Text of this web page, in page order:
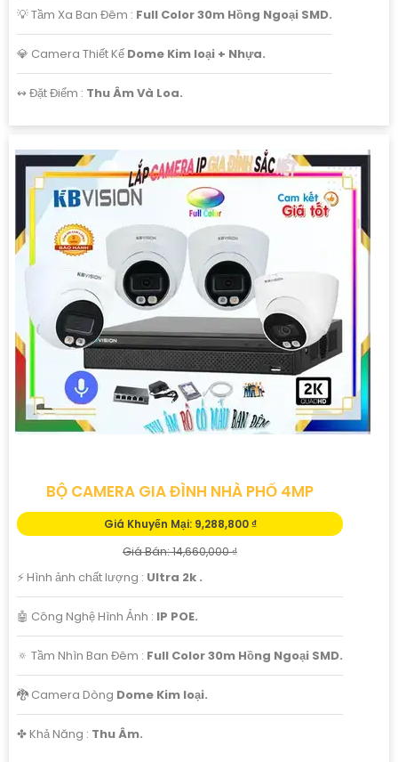
💡 Tầm Xa Ban Đêm : Full Color 30m Hồng Ngoại SMD.
💎 Camera Thiết Kế Dome Kim loại + Nhựa.
️↭ Đặt Điểm : Thu Âm Và Loa.
BỘ CAMERA GIA ĐÌNH NHÀ PHỐ 4MP
Giá Khuyến Mại: 9,288,800 ₫
Giá Bán: 14,660,000 ₫
️⚡ Hình ảnh chất lượng : Ultra 2k .
🤖️ Công Nghệ Hình Ảnh : IP POE.
🔅 Tầm Nhìn Ban Đêm : Full Color 30m Hồng Ngoại SMD.
🐉️ Camera Dòng Dome Kim loại.
️✤ Khả Năng : Thu Âm.